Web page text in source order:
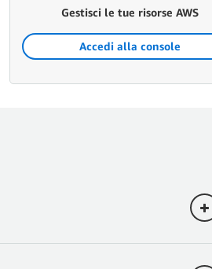
Gestisci le tue risorse AWS
Accedi alla console